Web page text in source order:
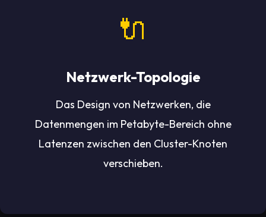
🔌
Netzwerk-Topologie
Das Design von Netzwerken, die
Datenmengen im Petabyte-Bereich ohne
Latenzen zwischen den Cluster-Knoten
verschieben.